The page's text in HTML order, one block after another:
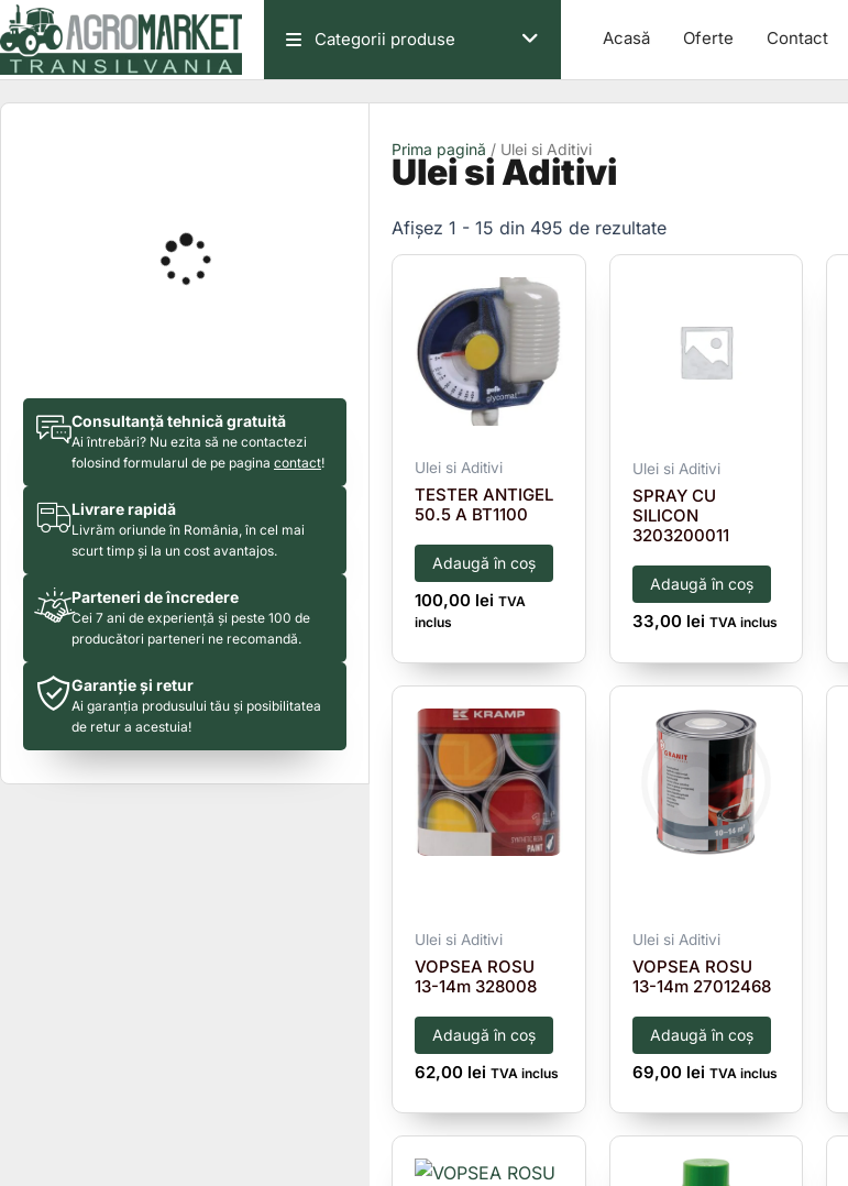
Skip
to
content
Categorii produse Acasă Oferte Contact
Consultanță tehnică gratuită
Ai întrebări? Nu ezita să ne contactezi
folosind formularul de pe pagina contact!
Livrare rapidă
Livrăm oriunde în România, în cel mai
scurt timp și la un cost avantajos.
Parteneri de încredere
Cei 7 ani de experiență și peste 100 de
producători parteneri ne recomandă.
Garanție și retur
Ai garanția produsului tău și posibilitatea
de retur a acestuia!
Prima pagină / Ulei si Aditivi
Ulei si Aditivi
Afișez 1 - 15 din 495 de rezultate
Ulei si Aditivi
TESTER ANTIGEL
50.5 A BT1100
Adaugă în coș
100,00 lei TVA
inclus
Ulei si Aditivi
SPRAY CU
SILICON
3203200011
Adaugă în coș
33,00 lei TVA inclus
Ulei si Aditivi
VOPSEA ROSU
13-14m 328008
Adaugă în coș
62,00 lei TVA inclus
Ulei si Aditivi
VOPSEA ROSU
13-14m 27012468
Adaugă în coș
69,00 lei TVA inclus